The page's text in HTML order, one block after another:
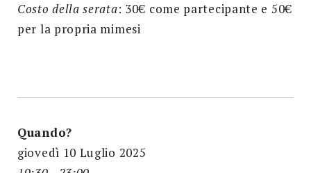
Costo della serata: 30€ come partecipante e 50€
per la propria mimesi
Quando?
giovedì 10 Luglio 2025